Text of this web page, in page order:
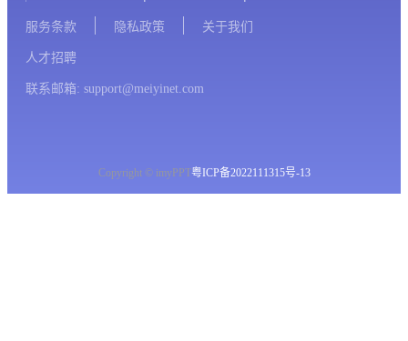
服务条款 隐私政策 关于我们
人才招聘
联系邮箱: support@meiyinet.com
Copyright © imyPPT粤ICP备2022111315号-13